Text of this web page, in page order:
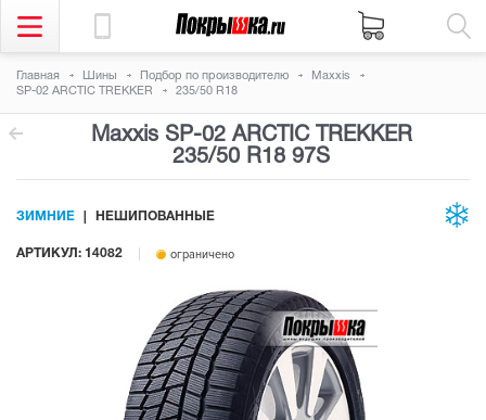
Главная Шины Подбор по производителю
Maxxis
SP-02 ARCTIC TREKKER
235/50 R18
Maxxis SP-02 ARCTIC TREKKER
235/50 R18 97S
АРТИКУЛ: 14082 ограничено
ЗИМНИЕ НЕШИПОВАННЫЕ